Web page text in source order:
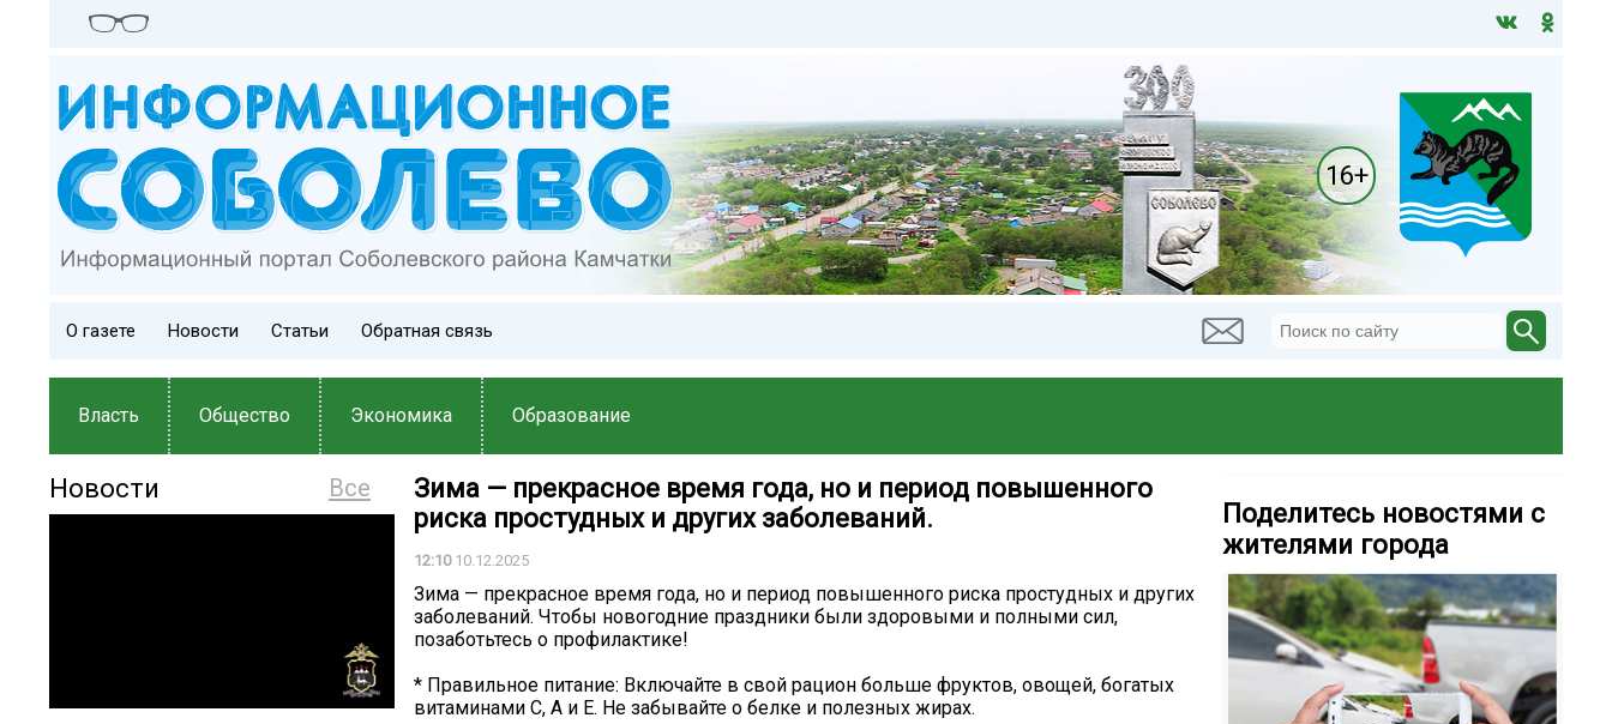
16+
О газете Новости Статьи Обратная связь
Власть Общество Экономика Образование
Все
Новости
Зима — прекрасное время года, но и период повышенного
риска простудных и других заболеваний.
12:1010.12.2025
Зима — прекрасное время года, но и период повышенного риска простудных и других
заболеваний. Чтобы новогодние праздники были здоровыми и полными сил,
позаботьтесь о профилактике!
* Правильное питание: Включайте в свой рацион больше фруктов, овощей, богатых
витаминами С, А и Е. Не забывайте о белке и полезных жирах.
Поделитесь новостями с
жителями города